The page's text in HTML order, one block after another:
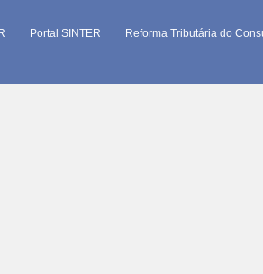
Portal SINTER Reforma Tributária do